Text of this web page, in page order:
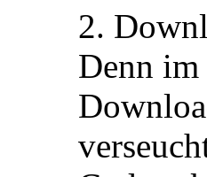
2.
Denn im